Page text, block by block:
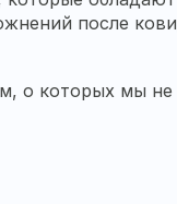
после
о которых мы не